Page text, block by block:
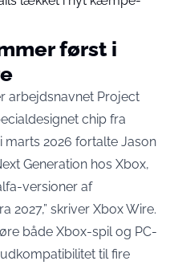
først i
arbejdsnavnet Project
chip fra
marts 2026 fortalte Jason
Generation hos Xbox,
versioner af
2027,” skriver Xbox Wire.
både Xbox-spil og PC-
til fire